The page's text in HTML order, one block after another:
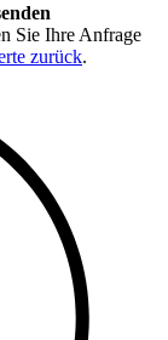
Sie Ihre Anfrage
zurück.